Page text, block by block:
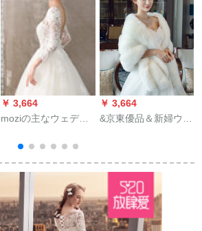
￥ 3,664
moziの主なウェディ
秋冬新款オフスタン
长いトーレン大気プ
リンセスドリーム妊
妇结婚纱裙surimm新
婦ドレッドモデルXL
￥ 3,664
&京東優品＆新婦ウー
式乾杯時間ドレス厚
手でパーティーマン
トを増やします。
（長さは1.7メートル
ぐらいです。）